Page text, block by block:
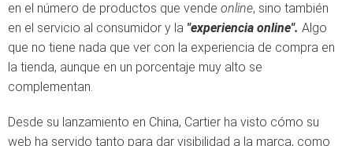
en el número de productos que vende online, sino también
en el servicio al consumidor y la "experiencia online". Algo
que no tiene nada que ver con la experiencia de compra en
la tienda, aunque en un porcentaje muy alto se
complementan.
Desde su lanzamiento en China, Cartier ha visto cómo su
web ha servido tanto para dar visibilidad a la marca, como